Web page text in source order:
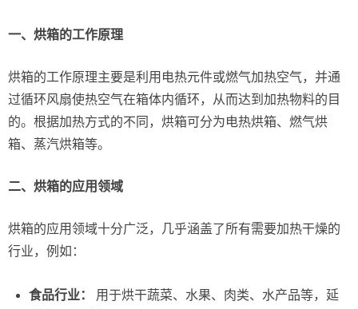
一、烘箱的工作原理
烘箱的工作原理主要是利用电热元件或燃气加热空气，并通
过循环风扇使热空气在箱体内循环，从而达到加热物料的目
的。根据加热方式的不同，烘箱可分为电热烘箱、燃气烘
箱、蒸汽烘箱等。
二、烘箱的应用领域
烘箱的应用领域十分广泛，几乎涵盖了所有需要加热干燥的
行业，例如：
食品行业：
用于烘干蔬菜、水果、肉类、水产品等，延